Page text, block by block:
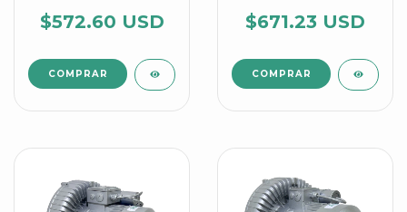
7AV15
$572.60 USD
7AV26
$671.23 USD